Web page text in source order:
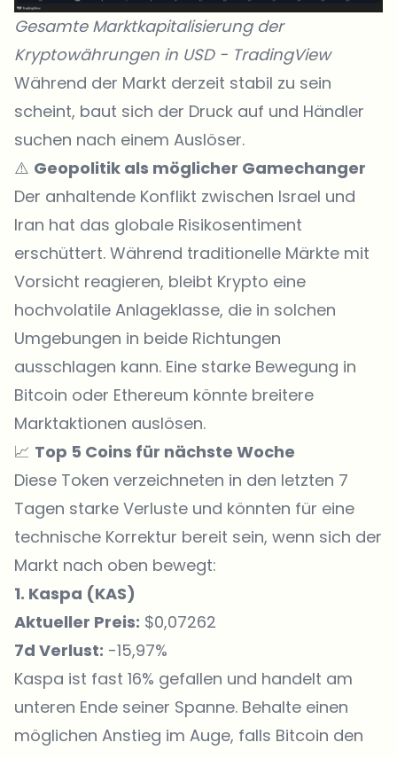
Gesamte Marktkapitalisierung der
Kryptowährungen in USD - TradingView
Während der Markt derzeit stabil zu sein
scheint, baut sich der Druck auf und Händler
suchen nach einem Auslöser.
⚠️ Geopolitik als möglicher Gamechanger
Der anhaltende Konflikt zwischen Israel und
Iran hat das globale Risikosentiment
erschüttert. Während traditionelle Märkte mit
Vorsicht reagieren, bleibt Krypto eine
hochvolatile Anlageklasse, die in solchen
Umgebungen in beide Richtungen
ausschlagen kann. Eine starke Bewegung in
Bitcoin oder Ethereum könnte breitere
Marktaktionen auslösen.
📈 Top 5 Coins für nächste Woche
Diese Token verzeichneten in den letzten 7
Tagen starke Verluste und könnten für eine
technische Korrektur bereit sein, wenn sich der
Markt nach oben bewegt:
1. Kaspa (KAS)
Aktueller Preis: $0,07262
7d Verlust: -15,97%
Kaspa ist fast 16% gefallen und handelt am
unteren Ende seiner Spanne. Behalte einen
möglichen Anstieg im Auge, falls Bitcoin den